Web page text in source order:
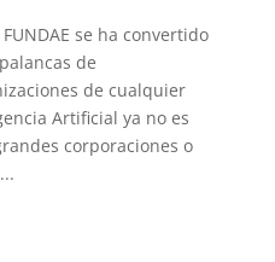
se ha convertido
de
de cualquier
Artificial ya no es
corporaciones o